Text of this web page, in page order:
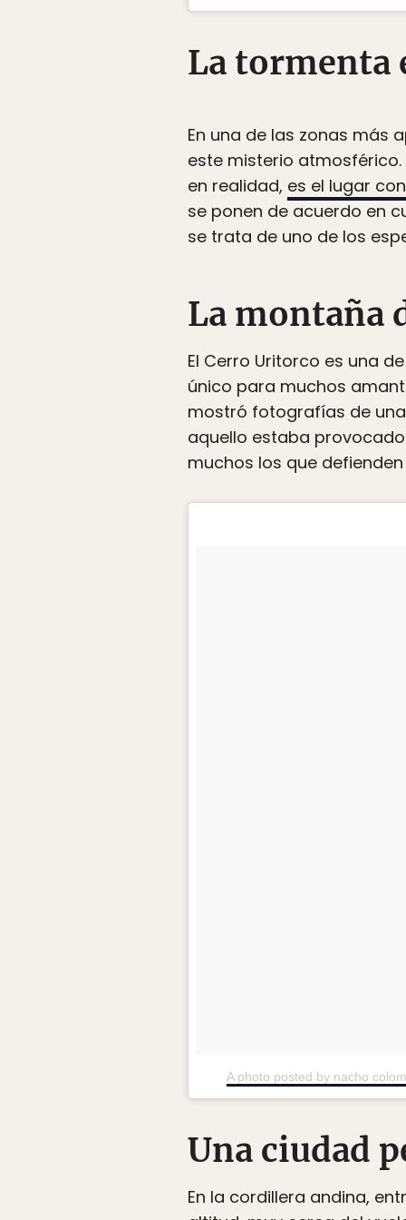
La tormenta
En una de las zonas más
este misterio
en realidad, es el lugar
se ponen de acuerdo en
se trata de uno de los
La montaña
El Cerro Uritorco es una
único para muchos
mostró fotografías de
aquello estaba
muchos los que
A photo posted by nacho
Una ciudad
En la cordillera andina,